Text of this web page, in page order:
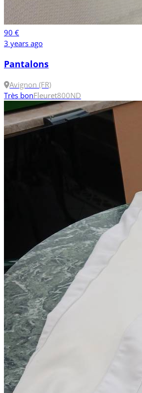
90 €
3 years ago
Pantalons
Avignon (FR)
Très bonFleuret800ND